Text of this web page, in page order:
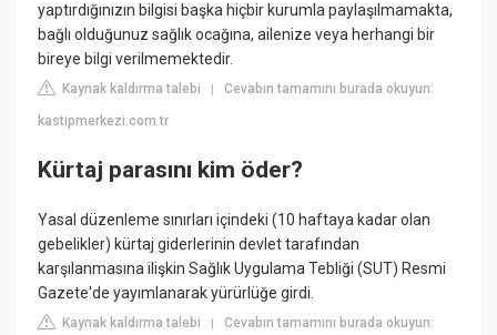
yaptırdığınızın bilgisi başka hiçbir kurumla paylaşılmamakta,
bağlı olduğunuz sağlık ocağına, ailenize veya herhangi bir
bireye bilgi verilmemektedir.
Kaynak kaldırma talebi |Cevabın tamamını burada okuyun:
kastipmerkezi.com.tr
Kürtaj parasını kim öder?
Yasal düzenleme sınırları içindeki (10 haftaya kadar olan
gebelikler) kürtaj giderlerinin devlet tarafından
karşılanmasına ilişkin Sağlık Uygulama Tebliği (SUT) Resmi
Gazete'de yayımlanarak yürürlüğe girdi.
Kaynak kaldırma talebi |Cevabın tamamını burada okuyun: